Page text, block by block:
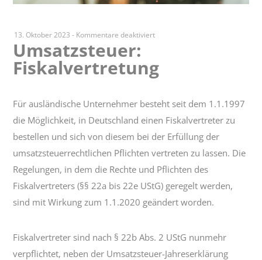
13. Oktober 2023 - Kommentare deaktiviertfür
Umsatzsteuer:
Fiskalvertretung
Für ausländische Unternehmer besteht seit dem 1.1.1997
die Möglichkeit, in Deutschland einen Fiskalvertreter zu
bestellen und sich von diesem bei der Erfüllung der
umsatzsteuerrechtlichen Pflichten vertreten zu lassen. Die
Regelungen, in dem die Rechte und Pflichten des
Fiskalvertreters (§§ 22a bis 22e UStG) geregelt werden,
sind mit Wirkung zum 1.1.2020 geändert worden.
Fiskalvertreter sind nach § 22b Abs. 2 UStG nunmehr
verpflichtet, neben der Umsatzsteuer-Jahreserklärung